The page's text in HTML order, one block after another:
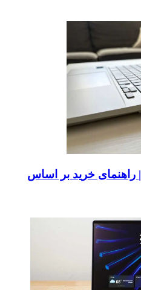
بهترین کروم‌بوک‌های ۲۰۲۶ | راهنمای خرید بر اساس